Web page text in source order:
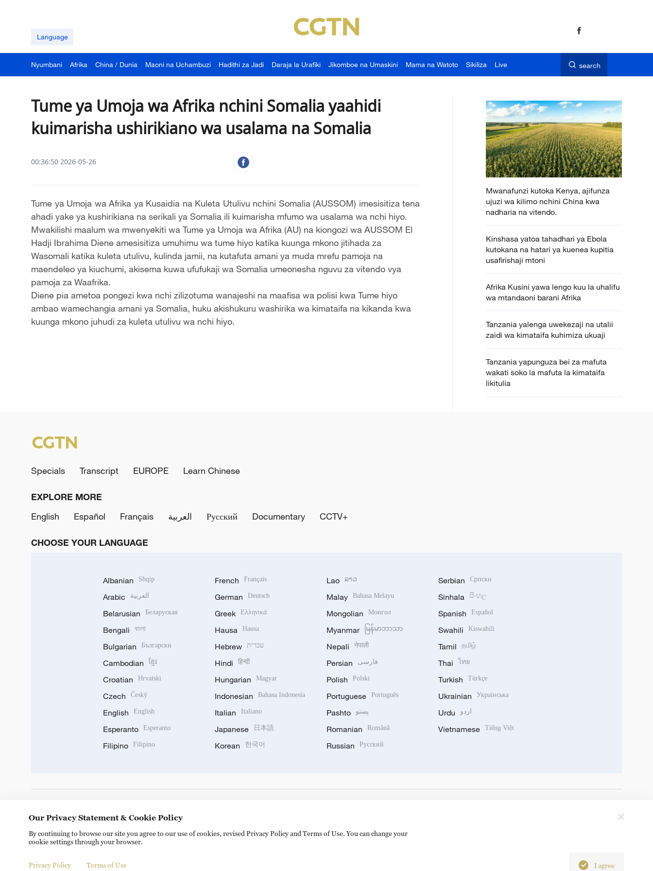
Language
Nyumbani Afrika China / Dunia Maoni na Uchambuzi Hadithi za Jadi Daraja la Urafiki Jikomboe na Umaskini Mama na Watoto Sikiliza Live search
Tume ya Umoja wa Afrika nchini Somalia yaahidi
kuimarisha ushirikiano wa usalama na Somalia
00:36:50 2026-05-26
Tume ya Umoja wa Afrika ya Kusaidia na Kuleta Utulivu nchini Somalia (AUSSOM) imesisitiza tena
ahadi yake ya kushirikiana na serikali ya Somalia ili kuimarisha mfumo wa usalama wa nchi hiyo.
Mwakilishi maalum wa mwenyekiti wa Tume ya Umoja wa Afrika (AU) na kiongozi wa AUSSOM El
Hadji Ibrahima Diene amesisitiza umuhimu wa tume hiyo katika kuunga mkono jitihada za
Wasomali katika kuleta utulivu, kulinda jamii, na kutafuta amani ya muda mrefu pamoja na
maendeleo ya kiuchumi, akisema kuwa ufufukaji wa Somalia umeonesha nguvu za vitendo vya
pamoja za Waafrika.
Diene pia ametoa pongezi kwa nchi zilizotuma wanajeshi na maafisa wa polisi kwa Tume hiyo
ambao wamechangia amani ya Somalia, huku akishukuru washirika wa kimataifa na kikanda kwa
kuunga mkono juhudi za kuleta utulivu wa nchi hiyo.
Mwanafunzi kutoka Kenya, ajifunza
ujuzi wa kilimo nchini China kwa
nadharia na vitendo.
Kinshasa yatoa tahadhari ya Ebola
kutokana na hatari ya kuenea kupitia
usafirishaji mtoni
Afrika Kusini yawa lengo kuu la uhalifu
wa mtandaoni barani Afrika
Tanzania yalenga uwekezaji na utalii
zaidi wa kimataifa kuhimiza ukuaji
Tanzania yapunguza bei za mafuta
wakati soko la mafuta la kimataifa
likitulia
Specials Transcript EUROPE Learn Chinese
EXPLORE MORE
English
Español Français العربية Русский Documentary CCTV+
CHOOSE YOUR LANGUAGE
Albanian Shqip
Arabic العربية
Belarusian Беларуская
Bengali বাংলা
Bulgarian Български
Cambodian ខ្មែរ
Croatian Hrvatski
Czech Český
English English
Esperanto Esperanto
Filipino Filipino
French Français
German Deutsch
Greek Ελληνικά
Hausa Hausa
Hebrew עברית
Hindi हिन्दी
Hungarian Magyar
Indonesian Bahasa Indonesia
Italian Italiano
Japanese 日本語
Korean 한국어
Lao ລາວ
Malay Bahasa Melayu
Mongolian Монгол
Myanmar မြန်မာဘာသာ
Nepali नेपाली
Persian فارسی
Polish Polski
Portuguese Português
Pashto پښتو
Romanian Română
Russian Русский
Serbian Српски
Sinhala සිංහල
Spanish Español
Swahili Kiswahili
Tamil தமிழ்
Thai ไทย
Turkish Türkçe
Ukrainian Українська
Urdu اردو
Vietnamese Tiếng Việt
Copyright © 2024 CGTN. 京ICP备20000184号
Our Privacy Statement & Cookie Policy
By continuing to browse our site you agree to our use of cookies, revised Privacy Policy and Terms of Use. You can change your
cookie settings through your browser.
Privacy Policy Terms of Use I agree